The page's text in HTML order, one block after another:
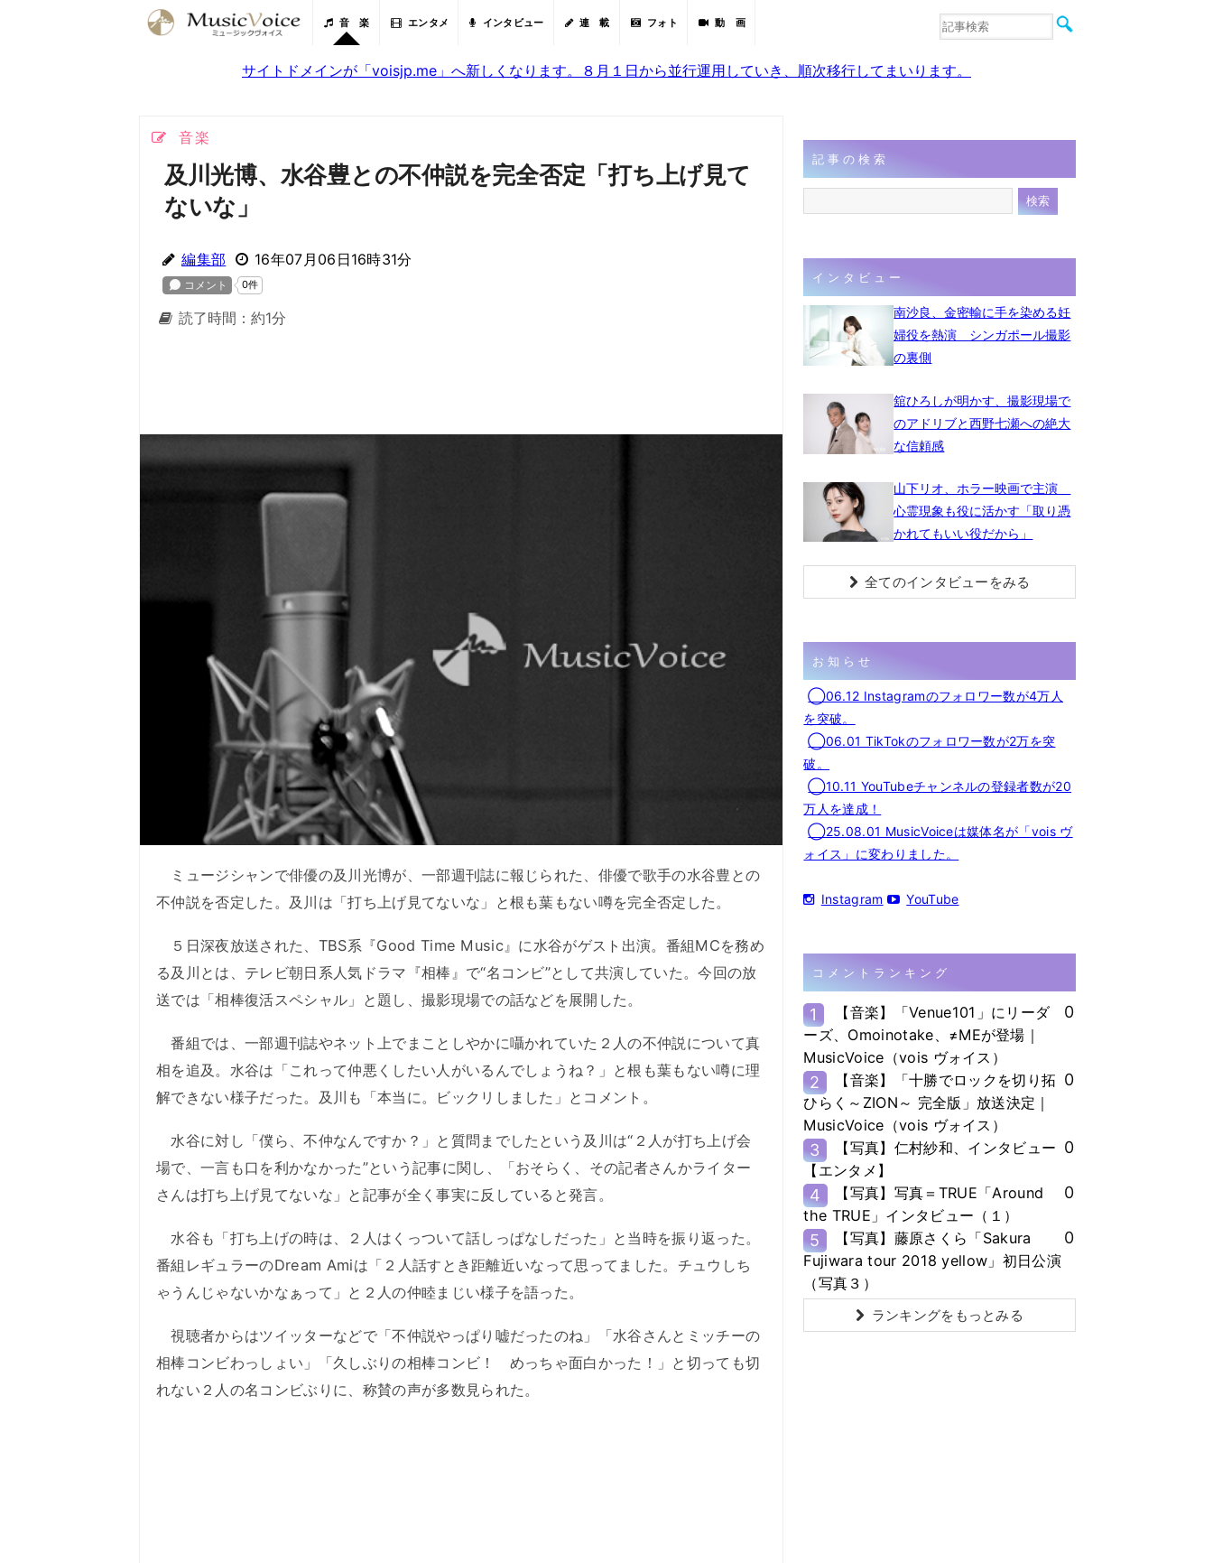
音 楽 エンタメ インタビュー 連 載 フォト 動 画
音楽
サイトドメインが「voisjp.me」へ新しくなります。８月１日から並行運用していき、順次移行してまいります。
音楽
及川光博、水谷豊との不仲説を完全否定「打ち上げ見て
ないな」
編集部 16年07月06日16時31分
読了時間：約1分
ミュージシャンで俳優の及川光博が、一部週刊誌に報じられた、俳優で歌手の水谷豊との
不仲説を否定した。及川は「打ち上げ見てないな」と根も葉もない噂を完全否定した。
５日深夜放送された、TBS系『Good Time Music』に水谷がゲスト出演。番組MCを務め
る及川とは、テレビ朝日系人気ドラマ『相棒』で“名コンビ”として共演していた。今回の放
送では「相棒復活スペシャル」と題し、撮影現場での話などを展開した。
番組では、一部週刊誌やネット上でまことしやかに囁かれていた２人の不仲説について真
相を追及。水谷は「これって仲悪くしたい人がいるんでしょうね？」と根も葉もない噂に理
解できない様子だった。及川も「本当に。ビックリしました」とコメント。
水谷に対し「僕ら、不仲なんですか？」と質問までしたという及川は“２人が打ち上げ会
場で、一言も口を利かなかった”という記事に関し、「おそらく、その記者さんかライター
さんは打ち上げ見てないな」と記事が全く事実に反していると発言。
水谷も「打ち上げの時は、２人はくっついて話しっぱなしだった」と当時を振り返った。
番組レギュラーのDream Amiは「２人話すとき距離近いなって思ってました。チュウしち
ゃうんじゃないかなぁって」と２人の仲睦まじい様子を語った。
視聴者からはツイッターなどで「不仲説やっぱり嘘だったのね」「水谷さんとミッチーの
相棒コンビわっしょい」「久しぶりの相棒コンビ！ めっちゃ面白かった！」と切っても切
れない２人の名コンビぶりに、称賛の声が多数見られた。
記事の検索
インタビュー
南沙良、金密輸に手を染める妊
婦役を熱演 シンガポール撮影
の裏側
舘ひろしが明かす、撮影現場で
のアドリブと西野七瀬への絶大
な信頼感
山下リオ、ホラー映画で主演
心霊現象も役に活かす「取り憑
かれてもいい役だから」
全てのインタビューをみる
お知らせ
◯06.12 Instagramのフォロワー数が4万人
を突破。
◯06.01 TikTokのフォロワー数が2万を突
破。
◯10.11 YouTubeチャンネルの登録者数が20
万人を達成！
◯25.08.01 MusicVoiceは媒体名が「vois ヴ
ォイス」に変わりました。
Instagram YouTube
コメントランキング
1
【音楽】「Venue101」にリーダ
ーズ、Omoinotake、≠MEが登場｜
MusicVoice（vois ヴォイス）
0
2
【音楽】「十勝でロックを切り拓
ひらく～ZION～ 完全版」放送決定｜
MusicVoice（vois ヴォイス）
0
3
【写真】仁村紗和、インタビュー
【エンタメ】
0
4
【写真】写真＝TRUE「Around
the TRUE」インタビュー（１）
0
5
【写真】藤原さくら「Sakura
Fujiwara tour 2018 yellow」初日公演
（写真３）
0
ランキングをもっとみる